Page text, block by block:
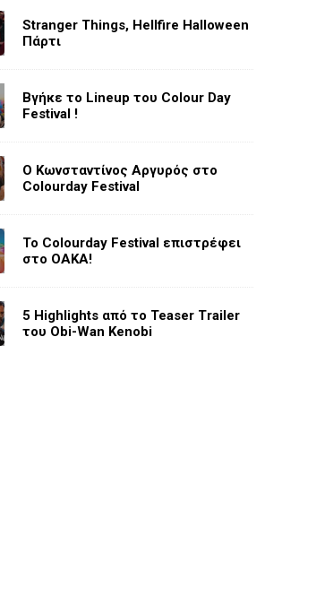
Stranger Things, Hellfire Halloween
Πάρτι
Βγήκε το Lineup του Colour Day
Festival !
O Κωνσταντίνος Αργυρός στο
Colourday Festival
Το Colourday Festival επιστρέφει
στο ΟΑΚΑ!
5 Highlights από το Teaser Trailer
του Obi-Wan Kenobi